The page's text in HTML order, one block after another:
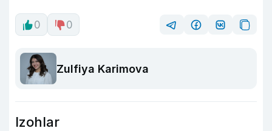
0 0
Zulfiya Karimova
Izohlar